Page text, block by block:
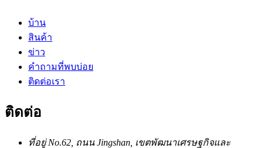
บ้าน
สินค้า
ข่าว
คำถามที่พบบ่อย
ติดต่อเรา
ติดต่อ
ที่อยู่ No.62, ถนน Jingshan, เขตพัฒนาเศรษฐกิจและ